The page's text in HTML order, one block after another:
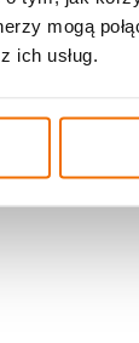
mogą
ich usług.